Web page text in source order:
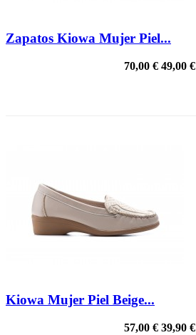
Zapatos Kiowa Mujer Piel...
70,00 € 49,00 €
Kiowa Mujer Piel Beige...
57,00 € 39,90 €